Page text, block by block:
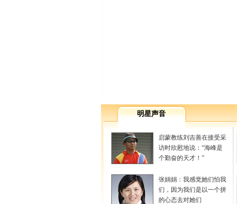
明星声音
启蒙教练刘吉善在接受采
访时欣慰地说：“海峰是
个勤奋的天才！”
张娟娟：我感觉她们怕我
们，因为我们是以一个拼
的心态去对她们